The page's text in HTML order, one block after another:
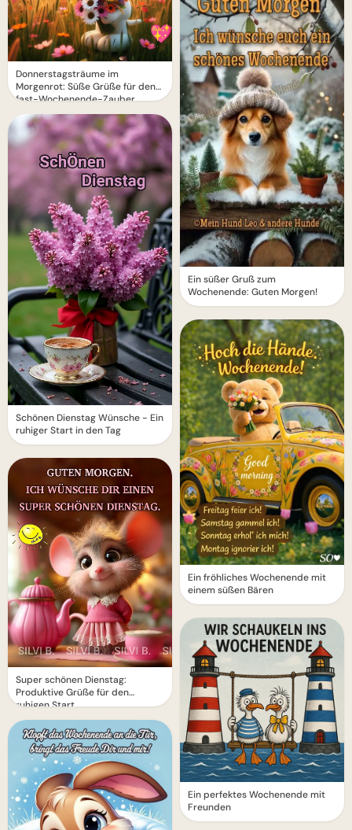
Donnerstagsträume im
Morgenrot: Süße Grüße für den
fast-Wochenende-Zauber
Schönen Dienstag Wünsche - Ein
ruhiger Start in den Tag
Super schönen Dienstag:
Produktive Grüße für den
ruhigen Start
Ein süßer Gruß zum
Wochenende: Guten Morgen!
Ein fröhliches Wochenende mit
einem süßen Bären
Ein perfektes Wochenende mit
Freunden